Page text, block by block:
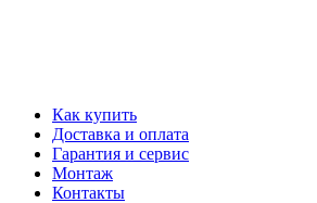
Как купить
Доставка и оплата
Гарантия и сервис
Монтаж
Контакты